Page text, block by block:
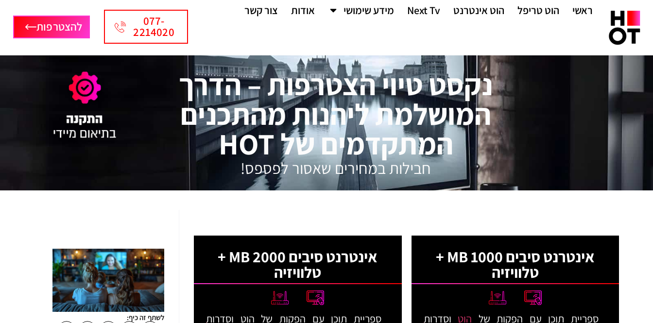
ראשי הוט טריפל הוט אינטרנט Next Tv מידע שימושי אודות צור קשר
077-
2214020 להצטרפות
נקסט טיוי הצטרפות – הדרך
המושלמת ליהנות מהתכנים
המתקדמים של HOT
חבילות במחירים שאסור לפספס!
אינטרנט סיבים 1000 MB +
טלוויזיה
ספריית תוכן עם הפקות של הוט וסדרות
אינטרנט סיבים 2000 MB +
טלוויזיה
ספריית תוכן עם הפקות של הוט וסדרות
לשתף זה כיף: